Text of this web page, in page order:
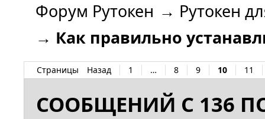
Форум Рутокен → Рутокен
→ Как правильно
Страницы Назад 1 … 8 9 10 11
СООБЩЕНИЙ С 136